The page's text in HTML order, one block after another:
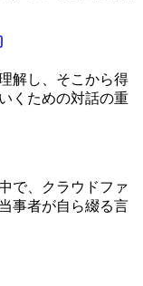
解し、そこから得
くための対話の重
で、クラウドファ
事者が自ら綴る言